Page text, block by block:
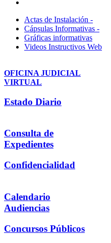
Actas de Instalación -
Cápsulas Informativas -
Gráficas informativas
Videos Instructivos Web
OFICINA JUDICIAL
VIRTUAL
Estado Diario
Consulta de
Expedientes
Confidencialidad
Calendario
Audiencias
Concursos Públicos